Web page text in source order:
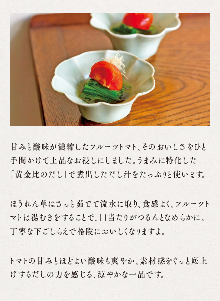
甘みと酸味が濃縮したフルーツトマト、そのおいしさをひと
手間かけて上品なお浸しにしました。うまみに特化した
「黄金比のだし」で煮出しただし汁をたっぷりと使います。
ほうれん草はさっと茹でて流水に取り、食感よく。フルーツト
マトは湯むきをすることで、口当たりがつるんとなめらかに。
丁寧な下ごしらえで格段においしくなりますよ。
トマトの甘みとほどよい酸味も爽やか。素材感をぐっと底上
げするだしの力を感じる、涼やかな一品です。